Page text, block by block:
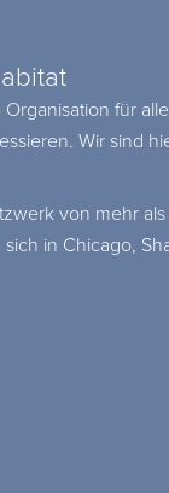
für
Wir sind
von mehr
in Chicago,